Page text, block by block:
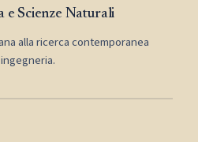
e Scienze Naturali
alla ricerca contemporanea